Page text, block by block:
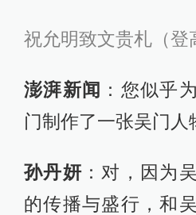
祝允明致文贵札（登
澎湃新闻 ：您似乎
门制作了一张吴门人
孙丹妍：对，因为
的传播与盛行，和